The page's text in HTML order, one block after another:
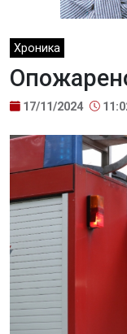
Хроника
17/11/2024